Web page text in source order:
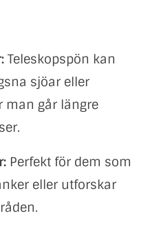
Teleskopspön kan
sjöar eller
man går längre
Perfekt för dem som
eller utforskar